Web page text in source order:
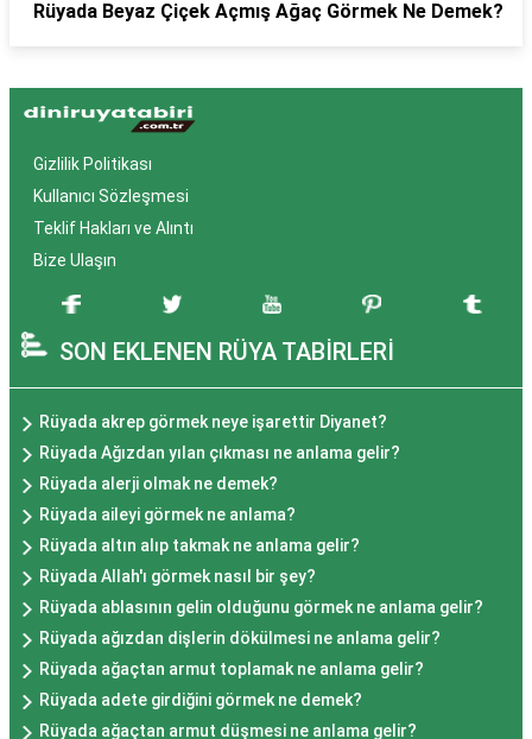
Rüyada Beyaz Çiçek Açmış Ağaç Görmek Ne Demek?
Gizlilik Politikası
Kullanıcı Sözleşmesi
Teklif Hakları ve Alıntı
Bize Ulaşın
SON EKLENEN RÜYA TABİRLERİ
Rüyada akrep görmek neye işarettir Diyanet?
Rüyada Ağızdan yılan çıkması ne anlama gelir?
Rüyada alerji olmak ne demek?
Rüyada aileyi görmek ne anlama?
Rüyada altın alıp takmak ne anlama gelir?
Rüyada Allah'ı görmek nasıl bir şey?
Rüyada ablasının gelin olduğunu görmek ne anlama gelir?
Rüyada ağızdan dişlerin dökülmesi ne anlama gelir?
Rüyada ağaçtan armut toplamak ne anlama gelir?
Rüyada adete girdiğini görmek ne demek?
Rüyada ağaçtan armut düşmesi ne anlama gelir?